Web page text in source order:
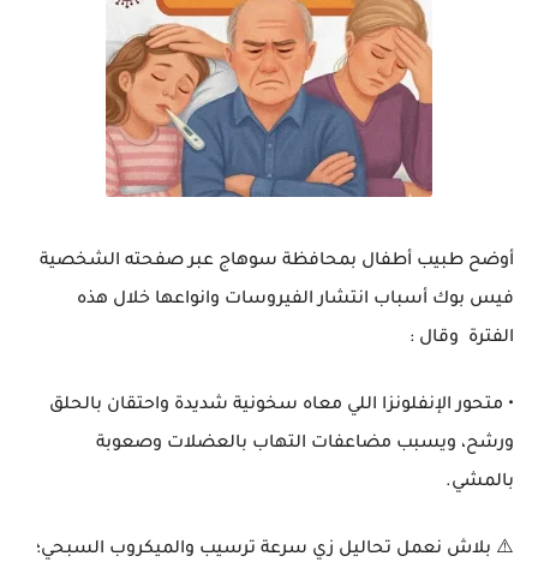
أوضح طبيب أطفال بمحافظة سوهاج عبر صفحته الشخصية
فيس بوك أسباب انتشار الفيروسات وانواعها خلال هذه
الفترة وقال :
• متحور الإنفلونزا اللي معاه سخونية شديدة واحتقان بالحلق
ورشح، ويسبب مضاعفات التهاب بالعضلات وصعوبة
بالمشي.
⚠️ بلاش نعمل تحاليل زي سرعة ترسيب والميكروب السبحي؛